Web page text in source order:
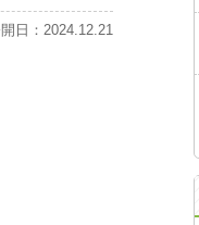
日：2024.12.21